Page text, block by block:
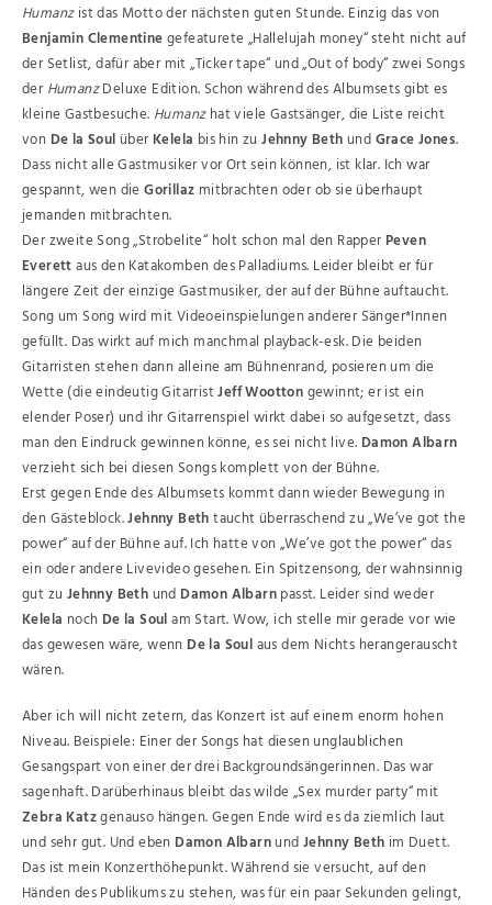
Humanzist das Motto der nächsten guten Stunde. Einzig das von
Benjamin Clementinegefeaturete „Hallelujah money“ steht nicht auf
der Setlist, dafür aber mit „Ticker tape“ und „Out of body“ zwei Songs
der HumanzDeluxe Edition. Schon während des Albumsets gibt es
kleine Gastbesuche. Humanzhat viele Gastsänger, die Liste reicht
von De la Soul über Kelela bis hin zuJehnny Beth undGrace Jones.
Dass nicht alle Gastmusiker vor Ort sein können, ist klar. Ich war
gespannt, wen dieGorillaz mitbrachten oder ob sie überhaupt
jemanden mitbrachten.
Der zweite Song „Strobelite“ holt schon mal den Rapper Peven
Everettaus den Katakomben des Palladiums. Leider bleibt er für
längere Zeit der einzige Gastmusiker, der auf der Bühne auftaucht.
Song um Song wird mit Videoeinspielungen anderer Sänger*Innen
gefüllt. Das wirkt auf mich manchmal playback-esk. Die beiden
Gitarristen stehen dann alleine am Bühnenrand, posieren um die
Wette (die eindeutig GitarristJeff Woottongewinnt; er ist ein
elender Poser) und ihr Gitarrenspiel wirkt dabei so aufgesetzt, dass
man den Eindruck gewinnen könne, es sei nicht live. Damon Albarn
verzieht sich bei diesen Songs komplett von der Bühne.
Erst gegen Ende des Albumsets kommt dann wieder Bewegung in
den Gästeblock.Jehnny Bethtaucht überraschend zu „We’ve got the
power“ auf der Bühne auf. Ich hatte von „We’ve got the power“ das
ein oder andere Livevideo gesehen. Ein Spitzensong, der wahnsinnig
gut zu Jehnny Beth und DamonAlbarnpasst. Leider sind weder
Kelela noch De la Soulam Start. Wow, ich stelle mir gerade vor wie
das gewesen wäre, wenn De la Soulaus dem Nichts herangerauscht
wären.
Aber ich will nicht zetern, das Konzert ist auf einem enorm hohen
Niveau. Beispiele: Einer der Songs hat diesen unglaublichen
Gesangspart von einer der drei Backgroundsängerinnen. Das war
sagenhaft. Darüberhinaus bleibt das wilde „Sex murder party“ mit
Zebra Katzgenauso hängen. Gegen Ende wird es da ziemlich laut
und sehr gut. Und eben Damon AlbarnundJehnny Beth im Duett.
Das ist mein Konzerthöhepunkt. Während sie versucht, auf den
Händen des Publikums zu stehen, was für ein paar Sekunden gelingt,